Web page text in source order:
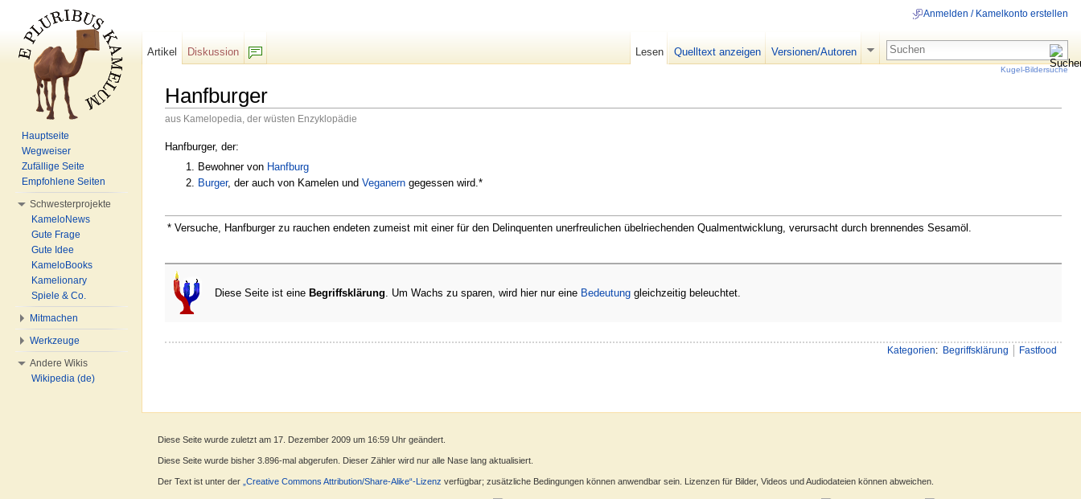
Hanfburger
aus Kamelopedia, der wüsten Enzyklopädie
Hanfburger, der:
Bewohner von Hanfburg
Burger, der auch von Kamelen und Veganerngegessen wird.*
* Versuche, Hanfburger zu rauchen endeten zumeist mit einer für den Delinquenten unerfreulichen übelriechenden Qualmentwicklung, verursacht durch brennendes Sesamöl.
Diese Seite ist eine Begriffsklärung . Um Wachs zu sparen, wird hier nur eine Bedeutung gleichzeitig beleuchtet.
Kategorien: Begriffsklärung Fastfood
Anmelden / Kamelkonto erstellen
Artikel
Diskussion
Lesen Quelltext anzeigen Versionen/Autoren
Kugel-Bildersuche
Hauptseite
Wegweiser
Zufällige Seite
Empfohlene Seiten
Schwesterprojekte
KameloNews
Gute Frage
Gute Idee
KameloBooks
Kamelionary
Spiele & Co.
Mitmachen
Werkzeuge
Andere Wikis
Wikipedia (de)
Diese Seite wurde zuletzt am 17. Dezember 2009 um 16:59 Uhr geändert.
Diese Seite wurde bisher 3.896-mal abgerufen. Dieser Zähler wird nur alle Nase lang aktualisiert.
Der Text ist unter der „Creative Commons Attribution/Share-Alike“-Lizenz verfügbar; zusätzliche Bedingungen können anwendbar sein. Lizenzen für Bilder, Videos und Audiodateien können abweichen.